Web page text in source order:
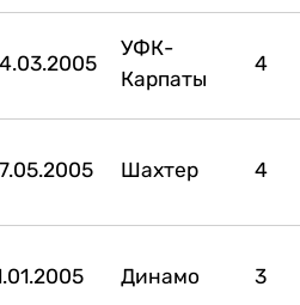
УФК-
Карпаты
4
Шахтер 4
Динамо 3